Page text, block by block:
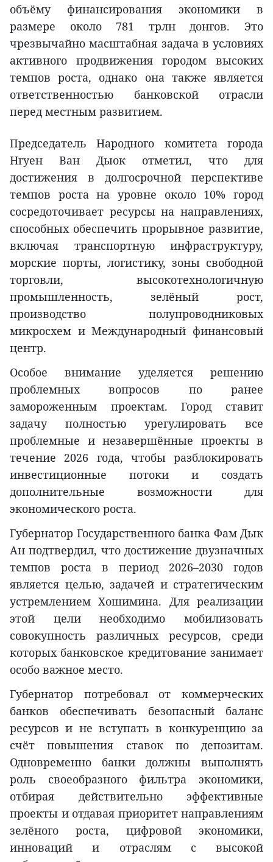
объёму финансирования экономики в
размере около 781 трлн донгов. Это
чрезвычайно масштабная задача в условиях
активного продвижения городом высоких
темпов роста, однако она также является
ответственностью банковской отрасли
перед местным развитием.
Председатель Народного комитета города
Нгуен Ван Дыок отметил, что для
достижения в долгосрочной перспективе
темпов роста на уровне около 10% город
сосредоточивает ресурсы на направлениях,
способных обеспечить прорывное развитие,
включая транспортную инфраструктуру,
морские порты, логистику, зоны свободной
торговли, высокотехнологичную
промышленность, зелёный рост,
производство полупроводниковых
микросхем и Международный финансовый
центр.
Особое внимание уделяется решению
проблемных вопросов по ранее
замороженным проектам. Город ставит
задачу полностью урегулировать все
проблемные и незавершённые проекты в
течение 2026 года, чтобы разблокировать
инвестиционные потоки и создать
дополнительные возможности для
экономического роста.
Губернатор Государственного банка Фам Дык
Ан подтвердил, что достижение двузначных
темпов роста в период 2026–2030 годов
является целью, задачей и стратегическим
устремлением Хошимина. Для реализации
этой цели необходимо мобилизовать
совокупность различных ресурсов, среди
которых банковское кредитование занимает
особо важное место.
Губернатор потребовал от коммерческих
банков обеспечивать безопасный баланс
ресурсов и не вступать в конкуренцию за
счёт повышения ставок по депозитам.
Одновременно банки должны выполнять
роль своеобразного фильтра экономики,
отбирая действительно эффективные
проекты и отдавая приоритет направлениям
зелёного роста, цифровой экономики,
инноваций и отраслям с высокой